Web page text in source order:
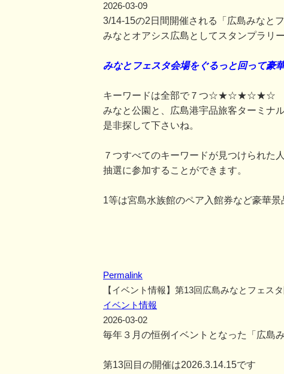
2026-03-09
3/14-15の2日間開催される「広島みなと
みなとオアシス広島としてスタンプラリ
みなとフェスタ会場をぐるっと回って豪
キーワードは全部で７つ☆★☆★☆★☆
みなと公園と、広島港宇品旅客ターミナ
是非探して下さいね。
７つすべてのキーワードが見つけられた
抽選に参加することができます。
1等は宮島水族館のペア入館券など豪華
Permalink
【イベント情報】第13回広島みなとフェス
イベント情報
2026-03-02
毎年３月の恒例イベントとなった「広島
第13回目の開催は2026.3.14.15です